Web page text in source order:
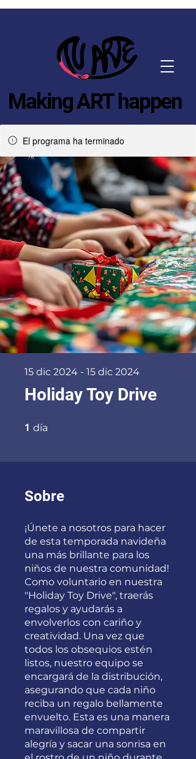
Making ART happen
El programa ha terminado
Holiday Toy Drive
15 dic 2024 - 15 dic 2024
1 día
Sobre
¡Únete a nosotros para hacer
de esta temporada navideña
una más brillante para los
niños de nuestra comunidad!
Como voluntario en nuestra
"Holiday Toy Drive", traerás
regalos y ayudarás a
envolverlos con cariño y
creatividad. Una vez que
todos los obsequios estén
listos, nuestro equipo se
encargará de la distribución,
asegurando que cada niño
reciba un regalo bellamente
envuelto. Esta es una manera
maravillosa de compartir
alegría y sacar una sonrisa en